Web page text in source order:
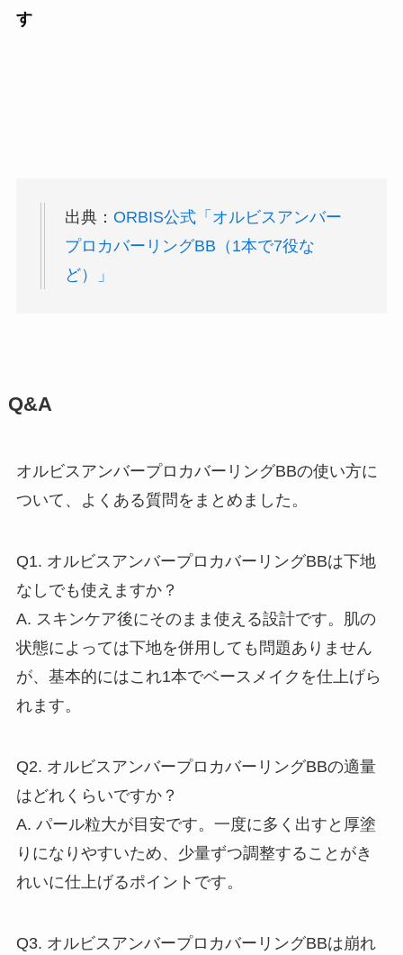
す
出典： ORBIS公式「オルビスアンバー
プロカバーリングBB（1本で7役な
ど）」
Q&A
オルビスアンバープロカバーリングBBの使い方に
ついて、よくある質問をまとめました。
Q1. オルビスアンバープロカバーリングBBは下地
なしでも使えますか？
A. スキンケア後にそのまま使える設計です。肌の
状態によっては下地を併用しても問題ありません
が、基本的にはこれ1本でベースメイクを仕上げら
れます。
Q2. オルビスアンバープロカバーリングBBの適量
はどれくらいですか？
A. パール粒大が目安です。一度に多く出すと厚塗
りになりやすいため、少量ずつ調整することがき
れいに仕上げるポイントです。
Q3. オルビスアンバープロカバーリングBBは崩れ